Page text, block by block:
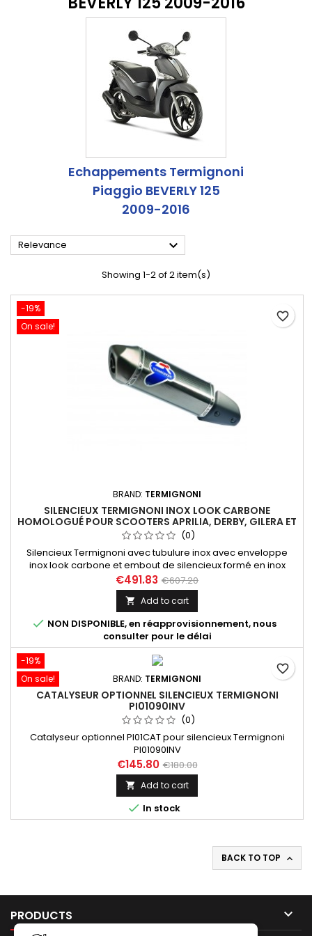
Echappements Termignoni
Piaggio BEVERLY 125
2009-2016
Relevance 
Showing 1-2 of 2 item(s)
-19%
On sale!
BRAND: TERMIGNONI
SILENCIEUX TERMIGNONI INOX LOOK CARBONE
HOMOLOGUÉ POUR SCOOTERS APRILIA, DERBY, GILERA ET
PIAGGIO (0)
Silencieux Termignoni avec tubulure inox avec enveloppe
inox look carbone et embout de silencieux formé en inox
adaptable à de nombreux scooters. Ce système est
homologué lorsqu'il est combiné avec le catalyseur optionnel
réf. PI01CAT
€491.83 €607.20
 Add to cart
 NON DISPONIBLE, en réapprovisionnement, nous
consulter pour le délai
favorite_border
-19%
On sale!
BRAND: TERMIGNONI
CATALYSEUR OPTIONNEL SILENCIEUX TERMIGNONI
PI01090INV
(0)
Catalyseur optionnel PI01CAT pour silencieux Termignoni
PI01090INV
€145.80 €180.00
 Add to cart
 In stock
favorite_border
BACK TO TOP 
PRODUCTS 